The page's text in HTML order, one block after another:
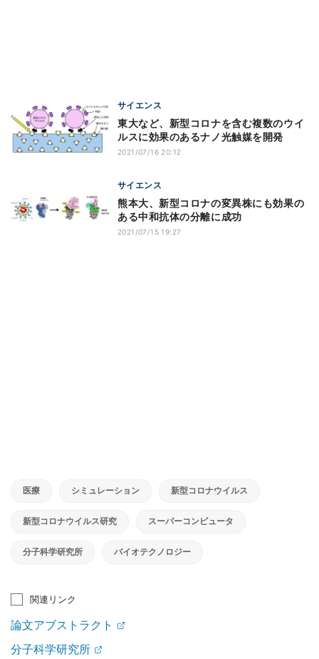
サイエンス
東大など、新型コロナを含む複数のウイ
ルスに効果のあるナノ光触媒を開発
2021/07/16 20:12
サイエンス
熊本大、新型コロナの変異株にも効果の
ある中和抗体の分離に成功
2021/07/15 19:27
医療 シミュレーション 新型コロナウイルス
新型コロナウイルス研究 スーパーコンピュータ
分子科学研究所 バイオテクノロジー
関連リンク
論文アブストラクト
分子科学研究所